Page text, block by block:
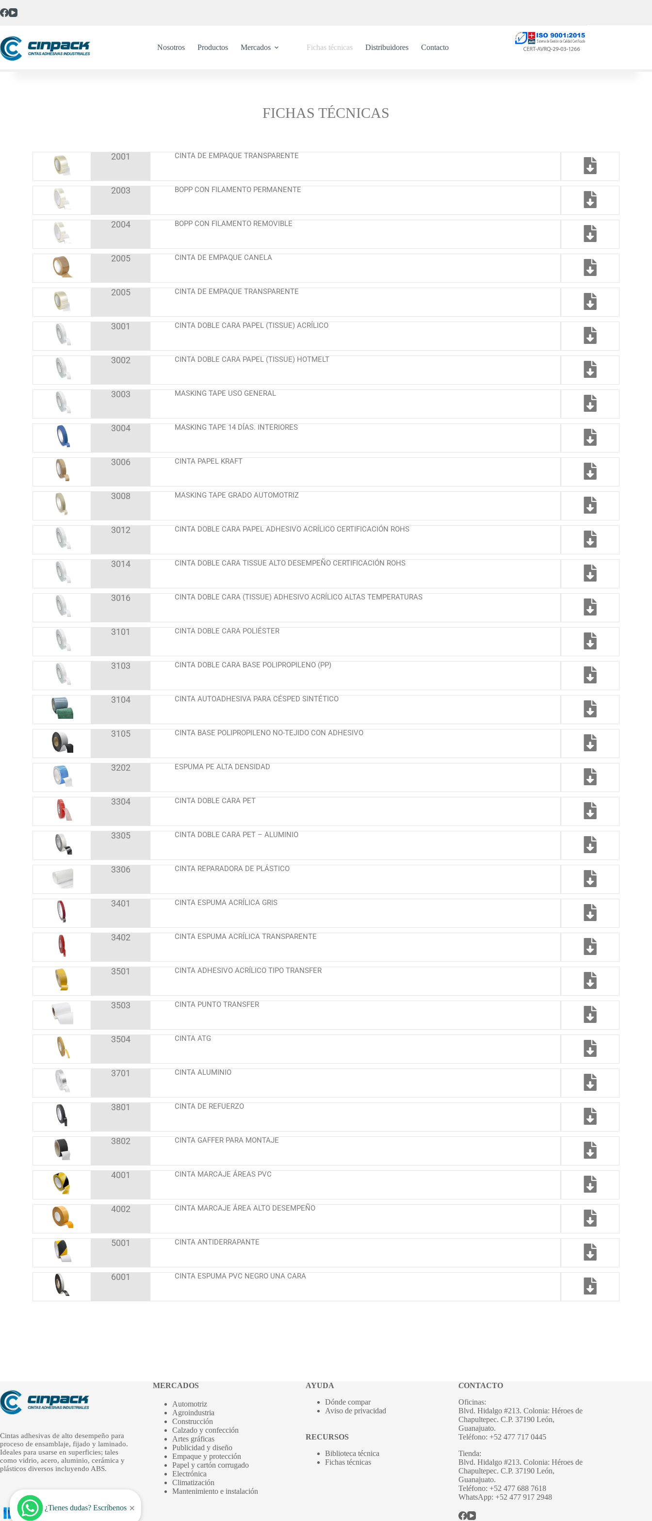
Nosotros Productos Mercados Fichas técnicas Distribuidores Contacto
FICHAS TÉCNICAS
2001 CINTA DE EMPAQUE TRANSPARENTE
2003 BOPP CON FILAMENTO PERMANENTE
2004 BOPP CON FILAMENTO REMOVIBLE
2005 CINTA DE EMPAQUE CANELA
2005 CINTA DE EMPAQUE TRANSPARENTE
3001 CINTA DOBLE CARA PAPEL (TISSUE) ACRÍLICO
3002 CINTA DOBLE CARA PAPEL (TISSUE) HOTMELT
3003 MASKING TAPE USO GENERAL
3004 MASKING TAPE 14 DÍAS. INTERIORES
3006 CINTA PAPEL KRAFT
3008 MASKING TAPE GRADO AUTOMOTRIZ
3012 CINTA DOBLE CARA PAPEL ADHESIVO ACRÍLICO CERTIFICACIÓN ROHS
3014 CINTA DOBLE CARA TISSUE ALTO DESEMPEÑO CERTIFICACIÓN ROHS
3016 CINTA DOBLE CARA (TISSUE) ADHESIVO ACRÍLICO ALTAS TEMPERATURAS
3101 CINTA DOBLE CARA POLIÉSTER
3103 CINTA DOBLE CARA BASE POLIPROPILENO (PP)
3104 CINTA AUTOADHESIVA PARA CÉSPED SINTÉTICO
3105 CINTA BASE POLIPROPILENO NO-TEJIDO CON ADHESIVO
3202 ESPUMA PE ALTA DENSIDAD
3304 CINTA DOBLE CARA PET
3305 CINTA DOBLE CARA PET – ALUMINIO
3306 CINTA REPARADORA DE PLÁSTICO
3401 CINTA ESPUMA ACRÍLICA GRIS
3402 CINTA ESPUMA ACRÍLICA TRANSPARENTE
3501 CINTA ADHESIVO ACRÍLICO TIPO TRANSFER
3503 CINTA PUNTO TRANSFER
3504 CINTA ATG
3701 CINTA ALUMINIO
3801 CINTA DE REFUERZO
3802 CINTA GAFFER PARA MONTAJE
4001 CINTA MARCAJE ÁREAS PVC
4002 CINTA MARCAJE ÁREA ALTO DESEMPEÑO
5001 CINTA ANTIDERRAPANTE
6001 CINTA ESPUMA PVC NEGRO UNA CARA
Cintas adhesivas de alto desempeño para
proceso de ensamblaje, fijado y laminado.
Ideales para usarse en superficies; tales
como vidrio, acero, aluminio, cerámica y
plásticos diversos incluyendo ABS.
MERCADOS
Automotriz
Agroindustria
Construcción
Calzado y confección
Artes gráficas
Publicidad y diseño
Empaque y protección
Papel y cartón corrugado
Electrónica
Climatización
Mantenimiento e instalación
AYUDA
Dónde compar
Aviso de privacidad
RECURSOS
Biblioteca técnica
Fichas técnicas
CONTACTO
Oficinas:
Blvd. Hidalgo #213. Colonia: Héroes de
Chapultepec. C.P. 37190 León,
Guanajuato.
Teléfono: +52 477 717 0445
Tienda:
Blvd. Hidalgo #213. Colonia: Héroes de
Chapultepec. C.P. 37190 León,
Guanajuato.
Teléfono: +52 477 688 7618
WhatsApp: +52 477 917 2948
¿Tienes dudas? Escríbenos ×